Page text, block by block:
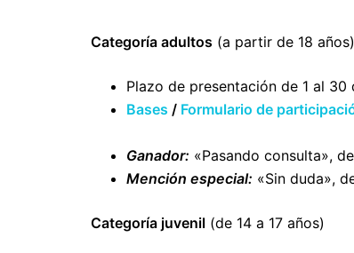
Categoría adultos (a partir de 18 años)
Plazo de presentación de 1 al 30
Bases / Formulario de
Ganador: «Pasando consulta»,
Mención especial: «Sin duda»,
Categoría juvenil (de 14 a 17 años)